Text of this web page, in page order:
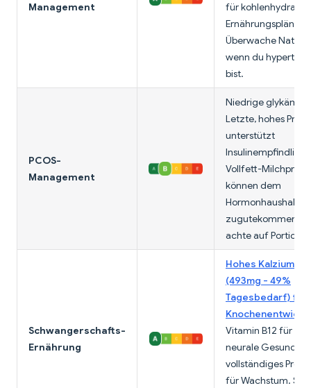
Management
für
Ernährungspläne.
Überwache
wenn du
bist.
PCOS-
Management
Niedrige
Letzte, hohes
unterstützt
Vollfett-
können dem
Hormonhaushalt
zugutekommen;
achte auf
Schwangerschafts-
Ernährung
Hohes Kalzium
(493mg - 49%
Tagesbedarf) für
Vitamin B12 für
neurale
vollständiges
für Wachstum.